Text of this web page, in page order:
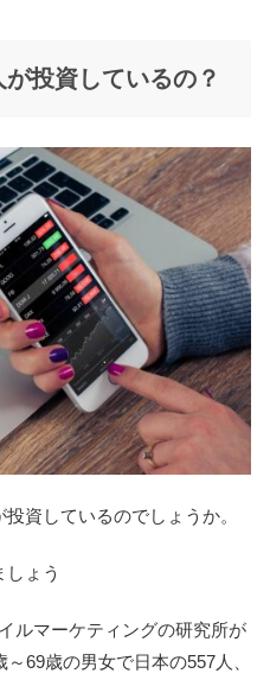
投資しているの？
資しているのでしょうか。
ょう
ルマーケティングの研究所が
69歳の男女で日本の557人、